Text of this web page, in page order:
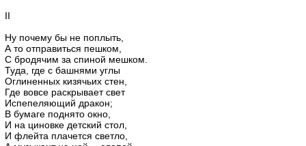
II
Ну почему бы не поплыть,
А то отправиться пешком,
С бродячим за спиной мешком.
Туда, где с башнями углы
Оглиненных кизячьих стен,
Где вовсе раскрывает свет
Испепеляющий дракон;
В бумаге поднято окно,
И на циновке детский стол,
И флейта плачется светло,